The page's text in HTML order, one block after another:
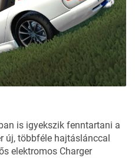
is igyekszik fenntartani a
új, többféle hajtáslánccal
elektromos Charger